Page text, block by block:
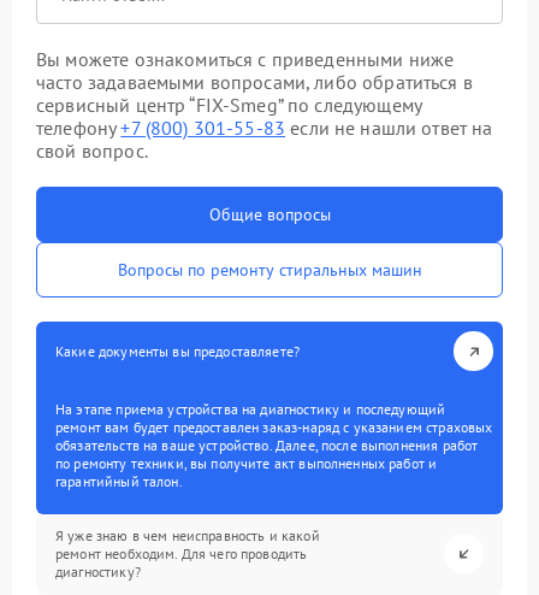
Вы можете ознакомиться с приведенными ниже
часто задаваемыми вопросами, либо обратиться в
сервисный центр “FIX-Smeg” по следующему
телефону+7 (800) 301-55-83 если не нашли ответ на
свой вопрос.
Общие вопросы
Вопросы по ремонту стиральных машин
Какие документы вы предоставляете?
На этапе приема устройства на диагностику и последующий
ремонт вам будет предоставлен заказ-наряд с указанием страховых
обязательств на ваше устройство. Далее, после выполнения работ
по ремонту техники, вы получите акт выполненных работ и
гарантийный талон.
Я уже знаю в чем неисправность и какой
ремонт необходим. Для чего проводить
диагностику?